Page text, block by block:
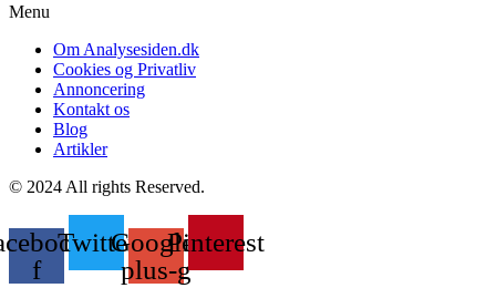
Menu
Om Analysesiden.dk
Cookies og Privatliv
Annoncering
Kontakt os
Blog
Artikler
© 2024 All rights Reserved.
f
TwitterGoogle-
plus-g
Pinterest